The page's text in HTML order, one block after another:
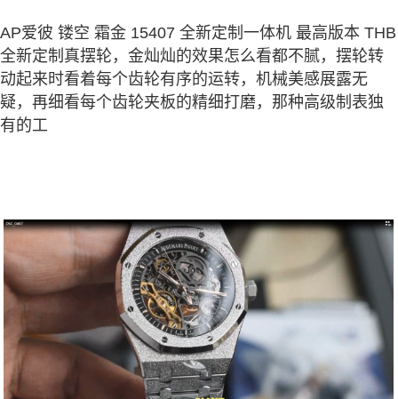
AP爱彼 镂空 霜金 15407 全新定制一体机 最高版本 THB
全新定制真摆轮，金灿灿的效果怎么看都不腻，摆轮转
动起来时看着每个齿轮有序的运转，机械美感展露无
疑，再细看每个齿轮夹板的精细打磨，那种高级制表独
有的工